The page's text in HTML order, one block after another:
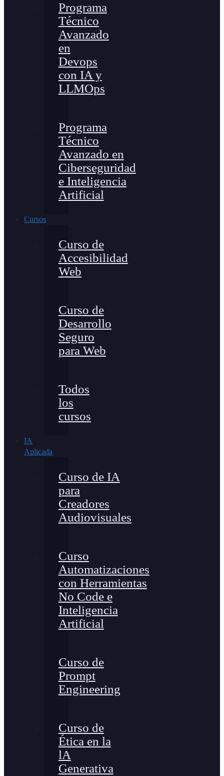
Programa
Técnico
Avanzado
en
Devops
con IA y
LLMOps
Programa
Técnico
Avanzado en
Ciberseguridad
e Inteligencia
Artificial
Cursos
Curso de
Accesibilidad
Web
Curso de
Desarrollo
Seguro
para Web
Todos
los
cursos
IA
Aplicada
Curso de IA
para
Creadores
Audiovisuales
Curso
Automatizaciones
con Herramientas
No Code e
Inteligencia
Artificial
Curso de
Prompt
Engineering
Curso de
Ética en la
lA
Generativa